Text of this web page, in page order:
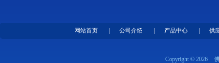
网站首页 公司介绍 产品中心 供
Copyright © 2026